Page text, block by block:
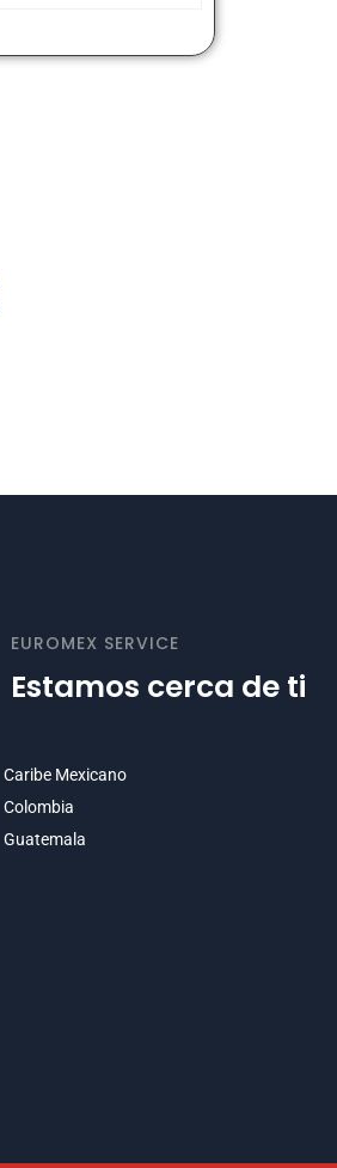
EUROMEX SERVICE
Estamos cerca de ti
Caribe Mexicano
Colombia
Guatemala